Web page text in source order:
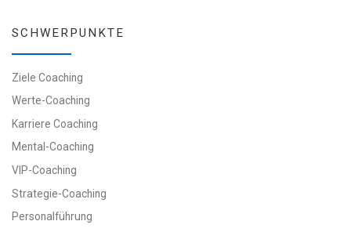
SCHWERPUNKTE
Ziele Coaching
Werte-Coaching
Karriere Coaching
Mental-Coaching
VIP-Coaching
Strategie-Coaching
Personalführung